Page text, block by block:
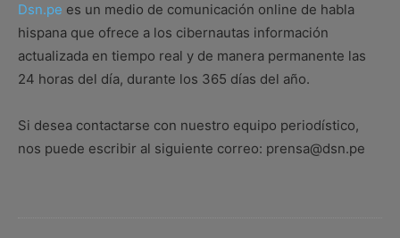
Dsn.pe es un medio de comunicación online de habla
hispana que ofrece a los cibernautas información
actualizada en tiempo real y de manera permanente las
24 horas del día, durante los 365 días del año.
Si desea contactarse con nuestro equipo periodístico,
nos puede escribir al siguiente correo: prensa@dsn.pe